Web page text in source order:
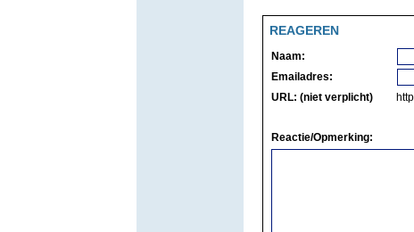
REAGEREN
Naam:
Emailadres:
URL: (niet verplicht)
Reactie/Opmerking: